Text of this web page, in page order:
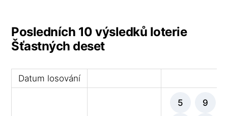
Posledních 10 výsledků loterie
Šťastných deset
Datum losování
5 9